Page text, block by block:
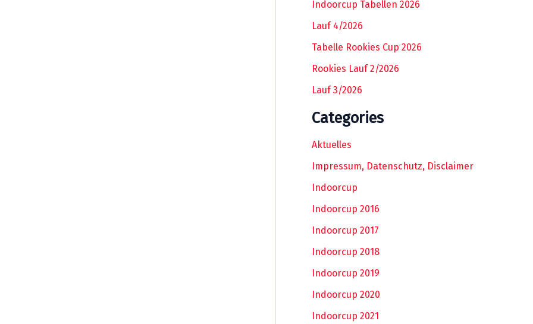
Indoorcup Tabellen 2026
Lauf 4/2026
Tabelle Rookies Cup 2026
Rookies Lauf 2/2026
Lauf 3/2026
Categories
Aktuelles
Impressum, Datenschutz, Disclaimer
Indoorcup
Indoorcup 2016
Indoorcup 2017
Indoorcup 2018
Indoorcup 2019
Indoorcup 2020
Indoorcup 2021